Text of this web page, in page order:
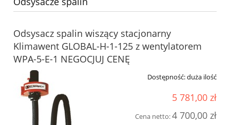
Odsysacz spalin wiszący stacjonarny
Klimawent GLOBAL-H-1-125 z wentylatorem
WPA-5-E-1 NEGOCJUJ CENĘ
Dostępność:duża ilość
5 781,00 zł
Cena netto:4 700,00 zł